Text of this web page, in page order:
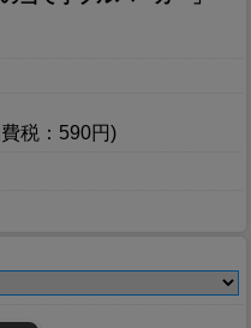
税：590円)